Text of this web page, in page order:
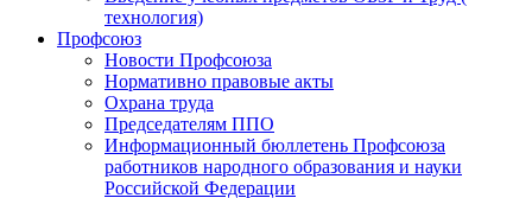
технология)
Профсоюз
Новости Профсоюза
Нормативно правовые акты
Охрана труда
Председателям ППО
Информационный бюллетень Профсоюза
работников народного образования и науки
Российской Федерации